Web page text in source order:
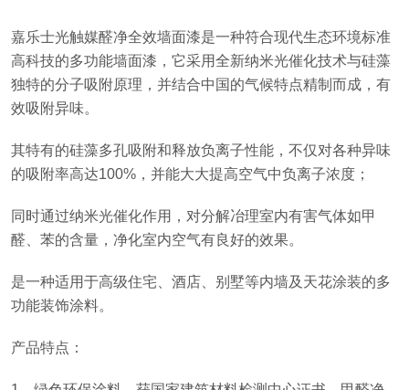
嘉乐士光触媒醛净全效墙面漆是一种符合现代生态环境标准
高科技的多功能墙面漆，它采用全新纳米光催化技术与硅藻
独特的分子吸附原理，并结合中国的气候特点精制而成，有
效吸附异味。
其特有的硅藻多孔吸附和释放负离子性能，不仅对各种异味
的吸附率高达100%，并能大大提高空气中负离子浓度；
同时通过纳米光催化作用，对分解冶理室内有害气体如甲
醛、苯的含量，净化室内空气有良好的效果。
是一种适用于高级住宅、酒店、别墅等内墙及天花涂装的多
功能装饰涂料。
产品特点：